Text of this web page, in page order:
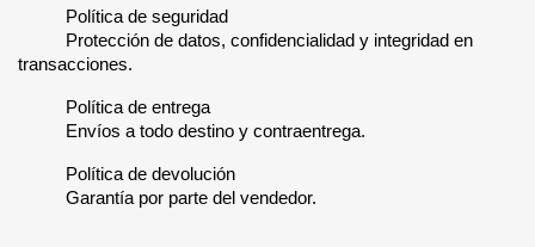
Política de seguridad
Protección de datos, confidencialidad y integridad en
transacciones.
Política de entrega
Envíos a todo destino y contraentrega.
Política de devolución
Garantía por parte del vendedor.